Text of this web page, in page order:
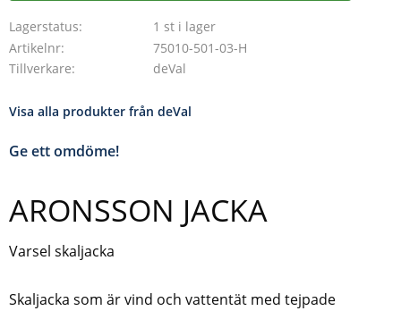
Lagerstatus
1 st i lager
Artikelnr
75010-501-03-H
Tillverkare
deVal
Visa alla produkter från deVal
Ge ett omdöme!
ARONSSON JACKA
Varsel skaljacka
Skaljacka som är vind och vattentät med tejpade